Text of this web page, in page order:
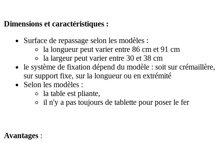
Dimensions et caractéristiques :
Surface de repassage selon les modèles :
la longueur peut varier entre 86 cm et 91 cm
la largeur peut varier entre 30 et 38 cm
le système de fixation dépend du modèle : soit sur crémaillère,
sur support fixe, sur la longueur ou en extrémité
Selon les modèles :
la table est pliante,
il n'y a pas toujours de tablette pour poser le fer
Avantages :